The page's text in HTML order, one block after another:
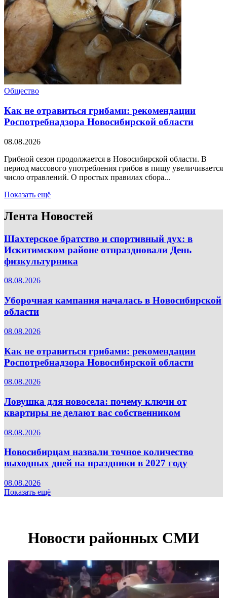
Общество
Как не отравиться грибами: рекомендации
Роспотребнадзора Новосибирской области
08.08.2026
Грибной сезон продолжается в Новосибирской области. В
период массового употребления грибов в пищу увеличивается
число отравлений. О простых правилах сбора...
Показать ещё
Лента Новостей
Шахтерское братство и спортивный дух: в
Искитимском районе отпраздновали День
физкультурника
08.08.2026
Уборочная кампания началась в Новосибирской
области
08.08.2026
Как не отравиться грибами: рекомендации
Роспотребнадзора Новосибирской области
08.08.2026
Ловушка для новосела: почему ключи от
квартиры не делают вас собственником
08.08.2026
Новосибирцам назвали точное количество
выходных дней на праздники в 2027 году
08.08.2026
Показать ещё